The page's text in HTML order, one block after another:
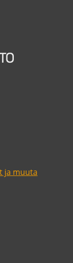
ja muuta